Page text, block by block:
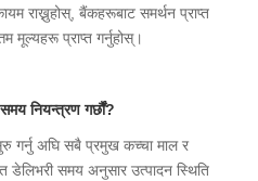
राख्नुहोस्, बैंकहरूबाट समर्थन प्राप्त
मूल्यहरू प्राप्त गर्नुहोस्।
नियन्त्रण गर्छौं?
गर्नु अघि सबै प्रमुख कच्चा माल र
डेलिभरी समय अनुसार उत्पादन स्थिति